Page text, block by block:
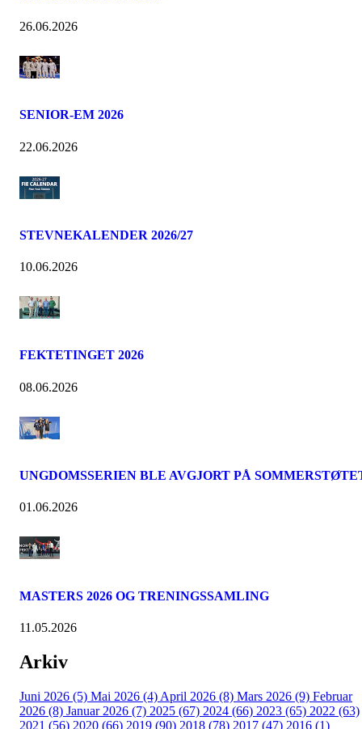
26.06.2026
SENIOR-EM 2026
22.06.2026
STEVNEKALENDER 2026/27
10.06.2026
FEKTETINGET 2026
08.06.2026
UNGDOMSSERIEN BLE AVGJORT PÅ
01.06.2026
MASTERS 2026 OG TRENINGSSAMLING
11.05.2026
Arkiv
Juni 2026 (5) Mai 2026 (4) April 2026 (8) Mars 2026 (9) Februar
2026 (8) Januar 2026 (7) 2025 (67) 2024 (66) 2023 (65) 2022 (63)
2021 (56) 2020 (66) 2019 (90) 2018 (78) 2017 (47) 2016 (1)